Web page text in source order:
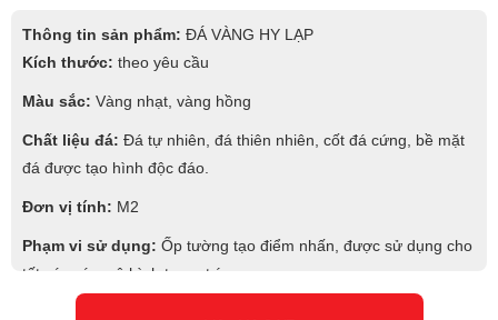
Thông tin sản phẩm: ĐÁ VÀNG HY LẠP
Kích thước: theo yêu cầu
Màu sắc: Vàng nhạt, vàng hồng
Chất liệu đá: Đá tự nhiên, đá thiên nhiên, cốt đá cứng, bề mặt
đá được tạo hình độc đáo.
Đơn vị tính: M2
Phạm vi sử dụng: Ốp tường tạo điểm nhấn, được sử dụng cho
tất các các mô hình trang trí.